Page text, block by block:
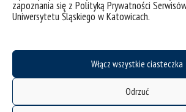
zapoznania się z Polityką Prywatności
Uniwersytetu Śląskiego w Katowicach.
Włącz wszystkie ciasteczka
Odrzuć
ISBN: 978-83-226-3767-8, ss. 270.
Jest to trzecia, poOdmianach i stylach
języka polskiego i rosyjskiegooraz
porównawczym, monografia